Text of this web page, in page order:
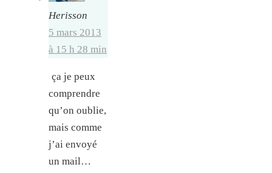
Herisson
5 mars 2013
à 15 h 28 min
ça je peux
comprendre
qu’on oublie,
mais comme
j’ai envoyé
un mail…